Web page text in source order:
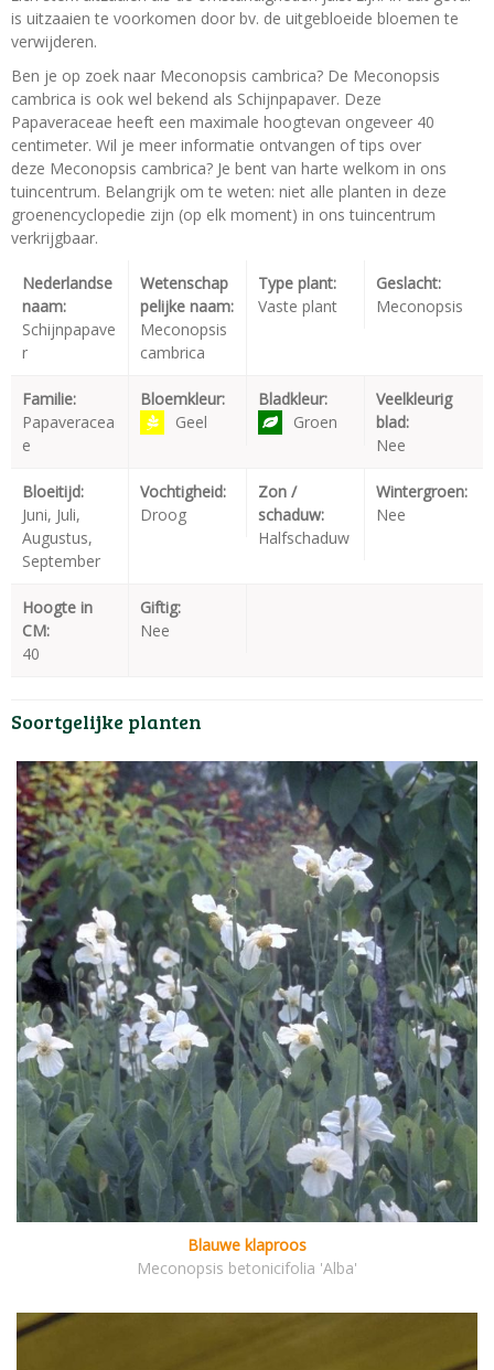
is uitzaaien te voorkomen door bv. de uitgebloeide bloemen te
verwijderen.
Ben je op zoek naar Meconopsis cambrica? De Meconopsis
cambrica is ook wel bekend als Schijnpapaver. Deze
Papaveraceae heeft een maximale hoogtevan ongeveer 40
centimeter. Wil je meer informatie ontvangen of tips over
deze Meconopsis cambrica? Je bent van harte welkom in ons
tuincentrum. Belangrijk om te weten: niet alle planten in deze
groenencyclopedie zijn (op elk moment) in ons tuincentrum
verkrijgbaar.
Nederlandse
naam:
Schijnpapave
r
Wetenschap
pelijke naam:
Meconopsis
cambrica
Type plant:
Vaste plant
Geslacht:
Meconopsis
Familie:
Papaveracea
e
Bloemkleur:
Geel
Bladkleur:
Groen
Veelkleurig
blad:
Nee
Bloeitijd:
Juni, Juli,
Augustus,
September
Vochtigheid:
Droog
Zon /
schaduw:
Halfschaduw
Wintergroen:
Nee
Hoogte in
CM:
40
Giftig:
Nee
Soortgelijke planten
Blauwe klaproos
Meconopsis betonicifolia 'Alba'